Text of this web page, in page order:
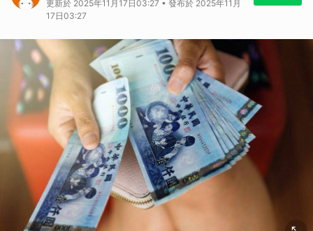
更新於 2025年11月17日03:27 • 發布於 2025年11月
17日03:27